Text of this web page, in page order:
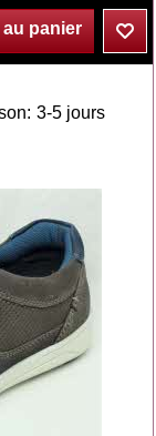
panier
3-5 jours